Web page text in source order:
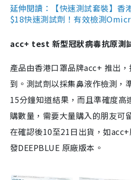
延伸閱讀：【快速測試套裝】香
$18快速測試劑！有效檢測
acc+ test 新型冠狀病毒抗原測
產品由香港口罩品牌acc+ 推出
到。測試劑以採集鼻液作檢測，
15分鐘知道結果，而且準確度
購數量，需要大量購入的朋友可
在確認後10至21日出貨，如
發DEEPBLUE 原廠版本。